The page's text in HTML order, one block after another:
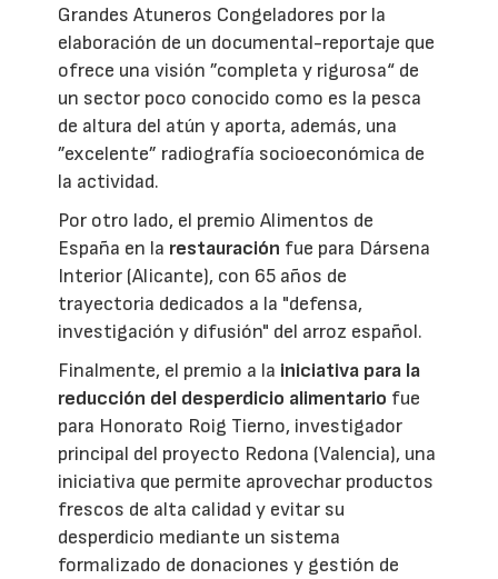
Grandes Atuneros Congeladores por la
elaboración de un documental-reportaje que
ofrece una visión ”completa y rigurosa“ de
un sector poco conocido como es la pesca
de altura del atún y aporta, además, una
”excelente” radiografía socioeconómica de
la actividad.
Por otro lado, el premio Alimentos de
España en la restauración fue para Dársena
Interior (Alicante), con 65 años de
trayectoria dedicados a la "defensa,
investigación y difusión" del arroz español.
Finalmente, el premio a la iniciativa para la
reducción del desperdicio alimentario fue
para Honorato Roig Tierno, investigador
principal del proyecto Redona (Valencia), una
iniciativa que permite aprovechar productos
frescos de alta calidad y evitar su
desperdicio mediante un sistema
formalizado de donaciones y gestión de